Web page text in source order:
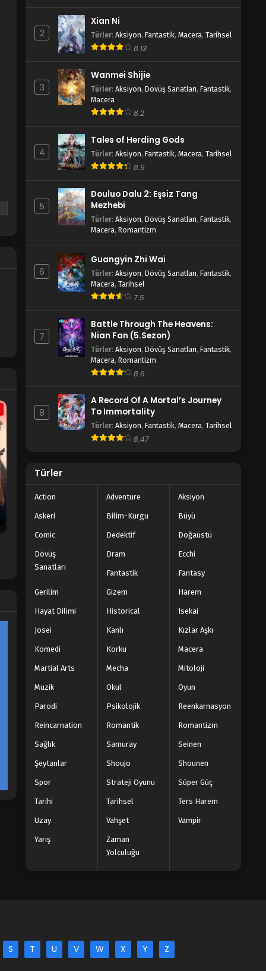
2
Xian Ni
Türler: Aksiyon, Fantastik, Macera, Tarihsel
8.13
3
Wanmei Shijie
Türler: Aksiyon, Dövüş Sanatları, Fantastik,
Macera
8.2
4
Tales of Herding Gods
Türler: Aksiyon, Fantastik, Macera, Tarihsel
8.9
5
Douluo Dalu 2: Eşsiz Tang
Mezhebi
Türler: Aksiyon, Dövüş Sanatları, Fantastik,
Macera, Romantizm
6
Guangyin Zhi Wai
Türler: Aksiyon, Dövüş Sanatları, Fantastik,
Macera, Tarihsel
7.5
7
Battle Through The Heavens:
Nian Fan (5.Sezon)
Türler: Aksiyon, Dövüş Sanatları, Fantastik,
Macera, Romantizm
8.6
8
A Record Of A Mortal’s Journey
To Immortality
Türler: Aksiyon, Fantastik, Macera, Tarihsel
8.47
Türler
Action Adventure Aksiyon
Askeri Bilim-Kurgu Büyü
Comic Dedektif Doğaüstü
Dövüş
Sanatları
Dram Ecchi
Fantastik Fantasy
Gerilim Gizem Harem
Hayat Dilimi Historical Isekai
Josei Kanlı Kızlar Aşkı
Komedi Korku Macera
Martial Arts Mecha Mitoloji
Müzik Okul Oyun
Parodi Psikolojik Reenkarnasyon
Reincarnation Romantik Romantizm
Sağlık Samuray Seinen
Şeytanlar Shoujo Shounen
Spor Strateji Oyunu Süper Güç
Tarihi Tarihsel Ters Harem
Uzay Vahşet Vampir
Yarış
Zaman
Yolculuğu
S T U V W X Y Z